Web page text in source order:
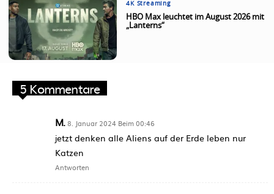
4K Streaming
HBO Max leuchtet im August 2026 mit
„Lanterns“
5 Kommentare
M. 8. Januar 2024 Beim 00:46
jetzt denken alle Aliens auf der Erde leben nur
Katzen
Antworten